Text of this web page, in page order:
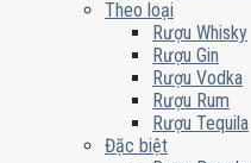
Theo loại
Rượu Whisky
Rượu Gin
Rượu Vodka
Rượu Rum
Rượu Tequila
Đặc biệt